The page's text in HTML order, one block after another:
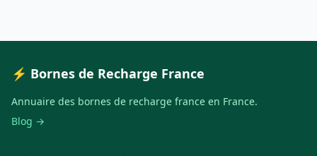
⚡ Bornes de Recharge France
Annuaire des bornes de recharge france en France.
Blog →